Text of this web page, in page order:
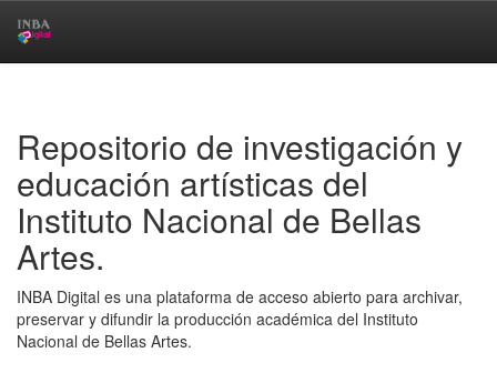
Repositorio de investigación y
educación artísticas del
Instituto Nacional de Bellas
Artes.
INBA Digital es una plataforma de acceso abierto para archivar,
preservar y difundir la producción académica del Instituto
Nacional de Bellas Artes.